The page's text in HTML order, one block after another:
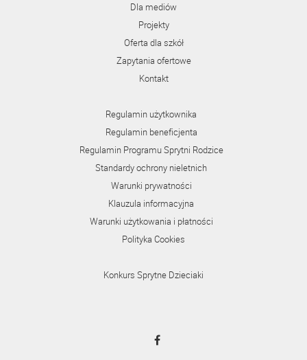
Dla mediów
Projekty
Oferta dla szkół
Zapytania ofertowe
Kontakt
Regulamin użytkownika
Regulamin beneficjenta
Regulamin Programu Sprytni Rodzice
Standardy ochrony nieletnich
Warunki prywatności
Klauzula informacyjna
Warunki użytkowania i płatności
Polityka Cookies
Konkurs Sprytne Dzieciaki